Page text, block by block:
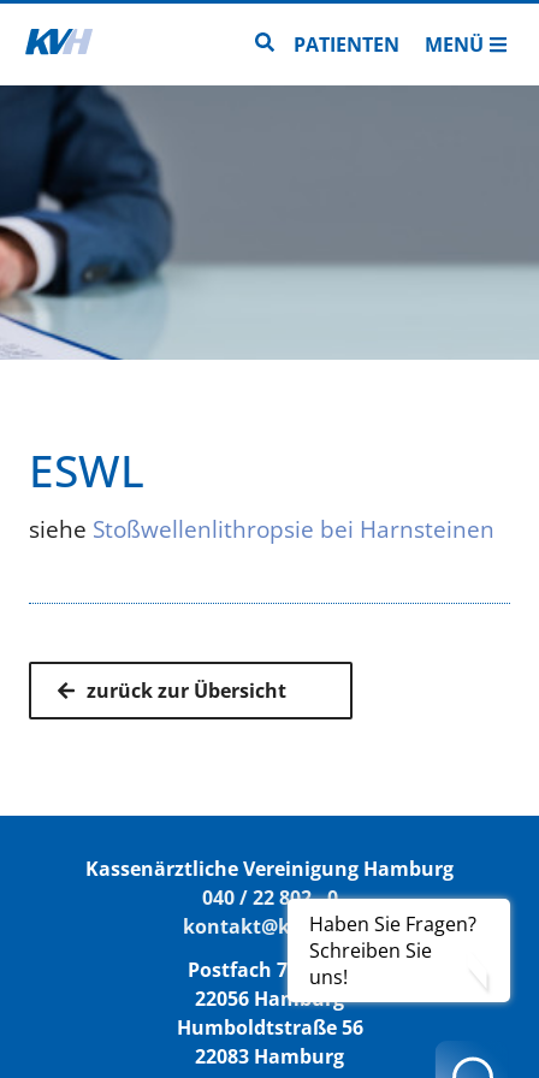
Zur Startseite Zur Seitensuche
PATIENTEN MENÜ
Haben Sie Fragen?
Schreiben Sie
uns!
ESWL
siehe Stoßwellenlithropsie bei Harnsteinen
zurück zur Übersicht
Kassenärztliche Vereinigung Hamburg
040 / 22 802 - 0
kontakt@kvhh.de
Postfach 76 06 20
22056 Hamburg
Humboldtstraße 56
22083 Hamburg